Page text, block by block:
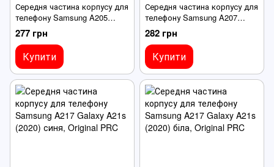
Середня частина корпусу для
телефону Samsung A205
Galaxy A20 (2019) чорна
277 грн
Купити
Середня частина корпусу для
телефону Samsung A207
Galaxy A20s (2019) чорна
282 грн
Купити